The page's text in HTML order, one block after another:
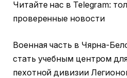
Читайте нас в Telegram:
проверенные новости
Военная часть в Чярна-
стать учебным центром
пехотной дивизии